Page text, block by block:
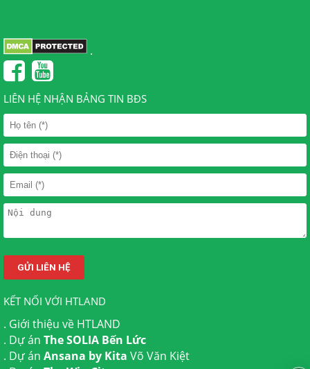
.
LIÊN HỆ NHẬN BẢNG TIN BĐS
KẾT NỐI VỚI HTLAND
. Giới thiệu về HTLAND
. Dự án The SOLIA Bến Lức
. Dự án Ansana by Kita Võ Văn Kiệt